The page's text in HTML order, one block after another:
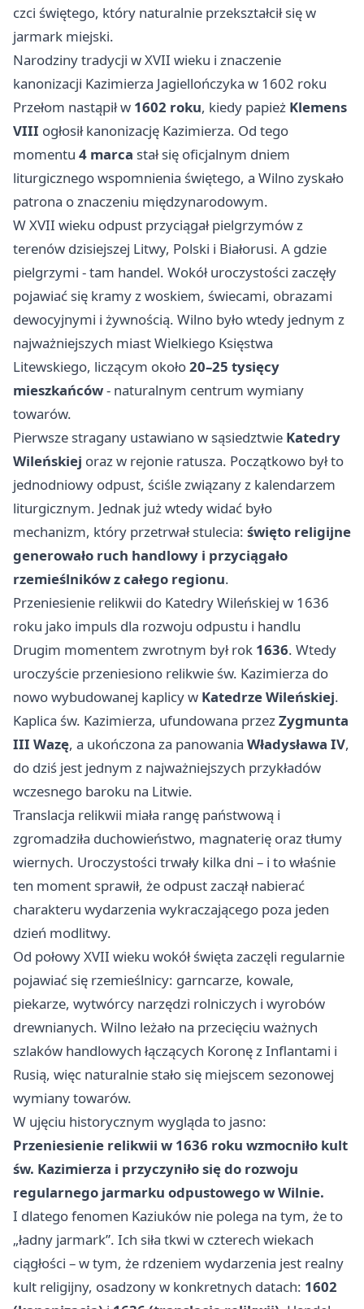
czci świętego, który naturalnie przekształcił się w
jarmark miejski.
Narodziny tradycji w XVII wieku i znaczenie
kanonizacji Kazimierza Jagiellończyka w 1602 roku
Przełom nastąpił w 1602 roku, kiedy papież Klemens
VIII ogłosił kanonizację Kazimierza. Od tego
momentu 4 marca stał się oficjalnym dniem
liturgicznego wspomnienia świętego, a Wilno zyskało
patrona o znaczeniu międzynarodowym.
W XVII wieku odpust przyciągał pielgrzymów z
terenów dzisiejszej Litwy, Polski i Białorusi. A gdzie
pielgrzymi - tam handel. Wokół uroczystości zaczęły
pojawiać się kramy z woskiem, świecami, obrazami
dewocyjnymi i żywnością. Wilno było wtedy jednym z
najważniejszych miast Wielkiego Księstwa
Litewskiego, liczącym około20–25 tysięcy
mieszkańców- naturalnym centrum wymiany
towarów.
Pierwsze stragany ustawiano w sąsiedztwie Katedry
Wileńskiej oraz w rejonie ratusza. Początkowo był to
jednodniowy odpust, ściśle związany z kalendarzem
liturgicznym. Jednak już wtedy widać było
mechanizm, który przetrwał stulecia: święto religijne
generowało ruch handlowy i przyciągało
rzemieślników z całego regionu.
Przeniesienie relikwii do Katedry Wileńskiej w 1636
roku jako impuls dla rozwoju odpustu i handlu
Drugim momentem zwrotnym był rok 1636. Wtedy
uroczyście przeniesiono relikwie św. Kazimierza do
nowo wybudowanej kaplicy w Katedrze Wileńskiej.
Kaplica św. Kazimierza, ufundowana przezZygmunta
III Wazę, a ukończona za panowania Władysława IV,
do dziś jest jednym z najważniejszych przykładów
wczesnego baroku na Litwie.
Translacja relikwii miała rangę państwową i
zgromadziła duchowieństwo, magnaterię oraz tłumy
wiernych. Uroczystości trwały kilka dni – i to właśnie
ten moment sprawił, że odpust zaczął nabierać
charakteru wydarzenia wykraczającego poza jeden
dzień modlitwy.
Od połowy XVII wieku wokół święta zaczęli regularnie
pojawiać się rzemieślnicy: garncarze, kowale,
piekarze, wytwórcy narzędzi rolniczych i wyrobów
drewnianych. Wilno leżało na przecięciu ważnych
szlaków handlowych łączących Koronę z Inflantami i
Rusią, więc naturalnie stało się miejscem sezonowej
wymiany towarów.
W ujęciu historycznym wygląda to jasno:
Przeniesienie relikwii w 1636 roku wzmocniło kult
św. Kazimierza i przyczyniło się do rozwoju
regularnego jarmarku odpustowego w Wilnie.
I dlatego fenomen Kaziuków nie polega na tym, że to
„ładny jarmark”. Ich siła tkwi w czterech wiekach
ciągłości – w tym, że rdzeniem wydarzenia jest realny
kult religijny, osadzony w konkretnych datach: 1602